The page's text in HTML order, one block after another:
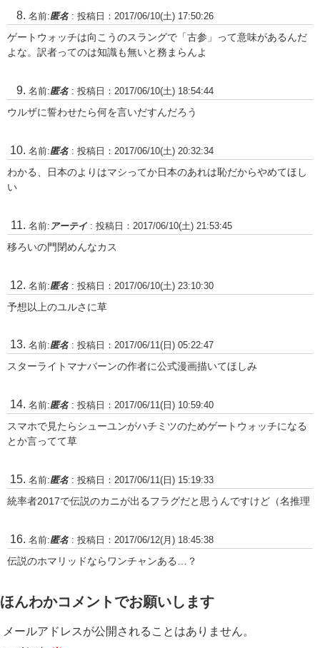
名前:匿名 : 投稿日：2017/06/10(土) 17:50:26
ゲートウォッチは向こうのスラングで「古参」って意味があるんだ
よな。訳者ってのは知識も無いと務まらんよ
名前:匿名 : 投稿日：2017/06/10(土) 18:54:44
ウルザに誓わせたら何を言いだすんだろう
名前:匿名 : 投稿日：2017/06/10(土) 20:32:34
わかる、日本のよりはマシってか日本のあれは恥だからやめてほし
い
名前: アーテイ : 投稿日：2017/06/10(土) 21:53:45
移ろいの門閉めんなカス
名前:匿名 : 投稿日：2017/06/10(土) 23:10:30
予想以上のユルさに草
名前:匿名 : 投稿日：2017/06/11(日) 05:22:47
スターライトマナバーンの作者に公式漫画描いてほしみ
名前:匿名 : 投稿日：2017/06/11(日) 10:59:40
スマホで見たらシューユンがハチミツのためゲートウォッチになる
とか言ってて草
名前:匿名 : 投稿日：2017/06/11(日) 15:19:33
統率者2017で伝説のカニが出るフラグだと思うんですけど（名推理
名前:匿名 : 投稿日：2017/06/12(月) 18:45:38
伝説のホマリッドならワンチャンある…？
ほんわかコメントでお願いします
メールアドレスが公開されることはありません。